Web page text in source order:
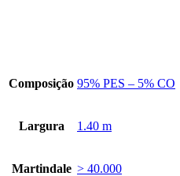
Composição 95% PES – 5% CO
Largura 1.40 m
Martindale > 40.000